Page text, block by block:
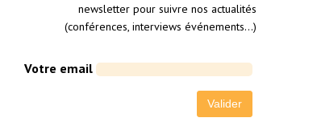
newsletter pour suivre nos actualités
(conférences, interviews événements…)
Votre email